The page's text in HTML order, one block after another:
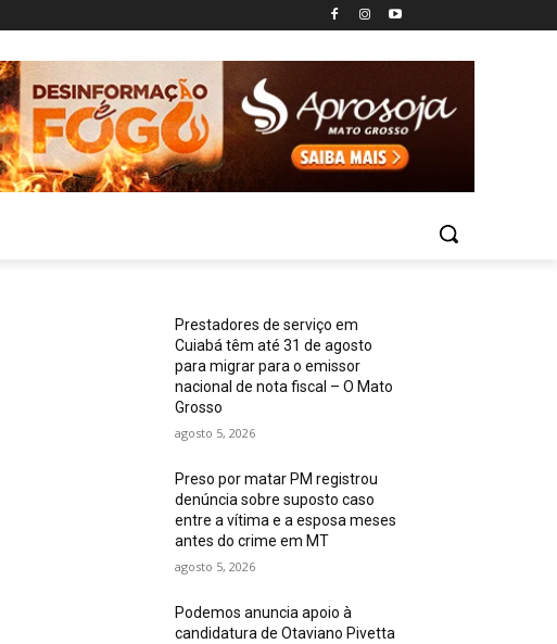
Prestadores de serviço em
Cuiabá têm até 31 de agosto
para migrar para o emissor
nacional de nota fiscal – O Mato
Grosso
agosto 5, 2026
Preso por matar PM registrou
denúncia sobre suposto caso
entre a vítima e a esposa meses
antes do crime em MT
agosto 5, 2026
Podemos anuncia apoio à
candidatura de Otaviano Pivetta